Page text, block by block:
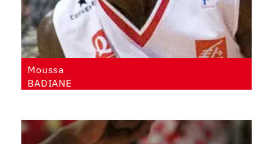
Moussa
BADIANE